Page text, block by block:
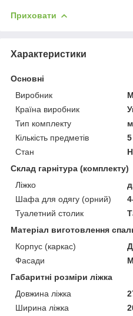
Приховати
Характеристики
Основні
Виробник
Країна виробник
Тип комплекту
Кількість предметів
5
Стан
Склад гарнітура (комплекту)
Ліжко
Шафа для одягу (орний)
Туалетний столик
Матеріал виготовлення
Корпус (каркас)
Фасади
Габаритні розміри ліжка
Довжина ліжка
Ширина ліжка